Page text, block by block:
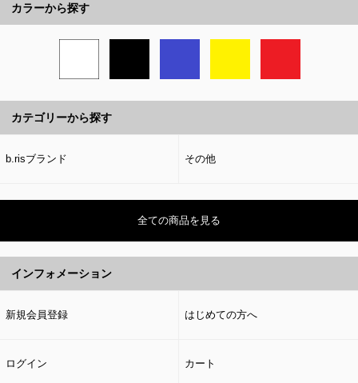
カラーから探す
カテゴリーから探す
b.risブランド その他
全ての商品を見る
インフォメーション
新規会員登録 はじめての方へ
ログイン カート